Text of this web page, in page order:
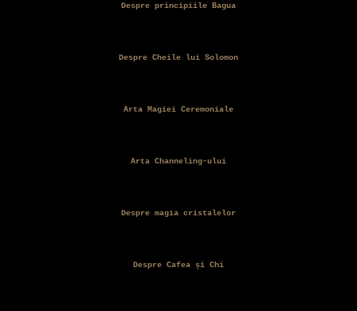
Despre principiile Bagua
Despre Cheile lui Solomon
Arta Magiei Ceremoniale
Arta Channeling-ului
Despre magia cristalelor
Despre Cafea și Chi